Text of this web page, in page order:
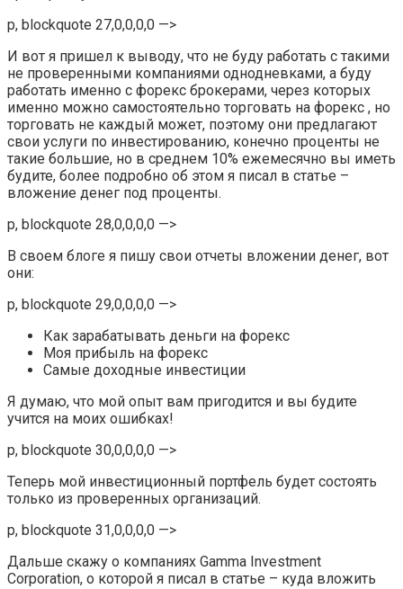
p, blockquote 27,0,0,0,0 —>
И вот я пришел к выводу, что не буду работать с такими
не проверенными компаниями однодневками, а буду
работать именно с форекс брокерами, через которых
именно можно самостоятельно торговать на форекс , но
торговать не каждый может, поэтому они предлагают
свои услуги по инвестированию, конечно проценты не
такие большие, но в среднем 10% ежемесячно вы иметь
будите, более подробно об этом я писал в статье –
вложение денег под проценты.
p, blockquote 28,0,0,0,0 —>
В своем блоге я пишу свои отчеты вложении денег, вот
они:
p, blockquote 29,0,0,0,0 —>
Как зарабатывать деньги на форекс
Моя прибыль на форекс
Самые доходные инвестиции
Я думаю, что мой опыт вам пригодится и вы будите
учится на моих ошибках!
p, blockquote 30,0,0,0,0 —>
Теперь мой инвестиционный портфель будет состоять
только из проверенных организаций.
p, blockquote 31,0,0,0,0 —>
Дальше скажу о компаниях Gamma Investment
Corporation, о которой я писал в статье – куда вложить